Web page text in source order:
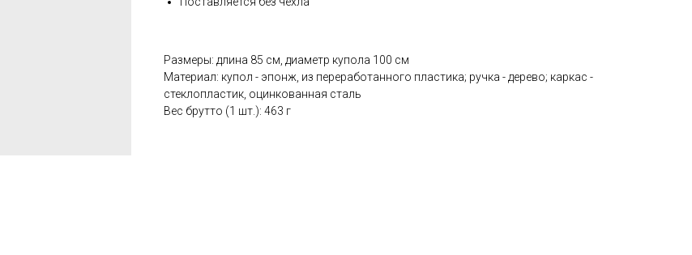
Размеры: длина 85 см, диаметр купола 100 см
Материал: купол - эпонж, из переработанного пластика; ручка - дерево; каркас -
стеклопластик, оцинкованная сталь
Вес брутто (1 шт.): 463 г